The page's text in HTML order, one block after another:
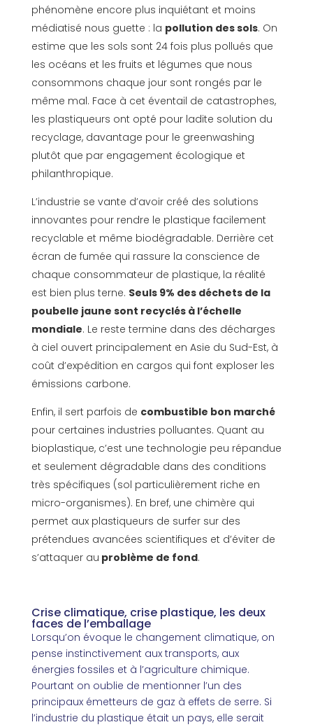
phénomène encore plus inquiétant et moins
médiatisé nous guette : la pollution des sols. On
estime que les sols sont 24 fois plus pollués que
les océans et les fruits et légumes que nous
consommons chaque jour sont rongés par le
même mal. Face à cet éventail de catastrophes,
les plastiqueurs ont opté pour ladite solution du
recyclage, davantage pour le greenwashing
plutôt que par engagement écologique et
philanthropique.
L’industrie se vante d’avoir créé des solutions
innovantes pour rendre le plastique facilement
recyclable et même biodégradable. Derrière cet
écran de fumée qui rassure la conscience de
chaque consommateur de plastique, la réalité
est bien plus terne. Seuls 9% des déchets de la
poubelle jaune sont recyclés à l’échelle
mondiale. Le reste termine dans des décharges
à ciel ouvert principalement en Asie du Sud-Est, à
coût d’expédition en cargos qui font exploser les
émissions carbone.
Enfin, il sert parfois de combustible bon marché
pour certaines industries polluantes. Quant au
bioplastique, c’est une technologie peu répandue
et seulement dégradable dans des conditions
très spécifiques (sol particulièrement riche en
micro-organismes). En bref, une chimère qui
permet aux plastiqueurs de surfer sur des
prétendues avancées scientifiques et d’éviter de
s’attaquer au problème de fond.
Crise climatique, crise plastique, les deux
faces de l’emballage
Lorsqu’on évoque le changement climatique, on
pense instinctivement aux transports, aux
énergies fossiles et à l’agriculture chimique.
Pourtant on oublie de mentionner l’un des
principaux émetteurs de gaz à effets de serre. Si
l’industrie du plastique était un pays, elle serait